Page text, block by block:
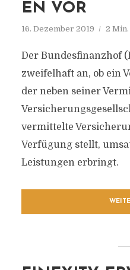
EN VOR
16. Dezember 2019 2
Der Bundesfinanzhof
zweifelhaft an, ob ein
der neben seiner
vermittelte
Verfügung stellt,
Leistungen erbringt.